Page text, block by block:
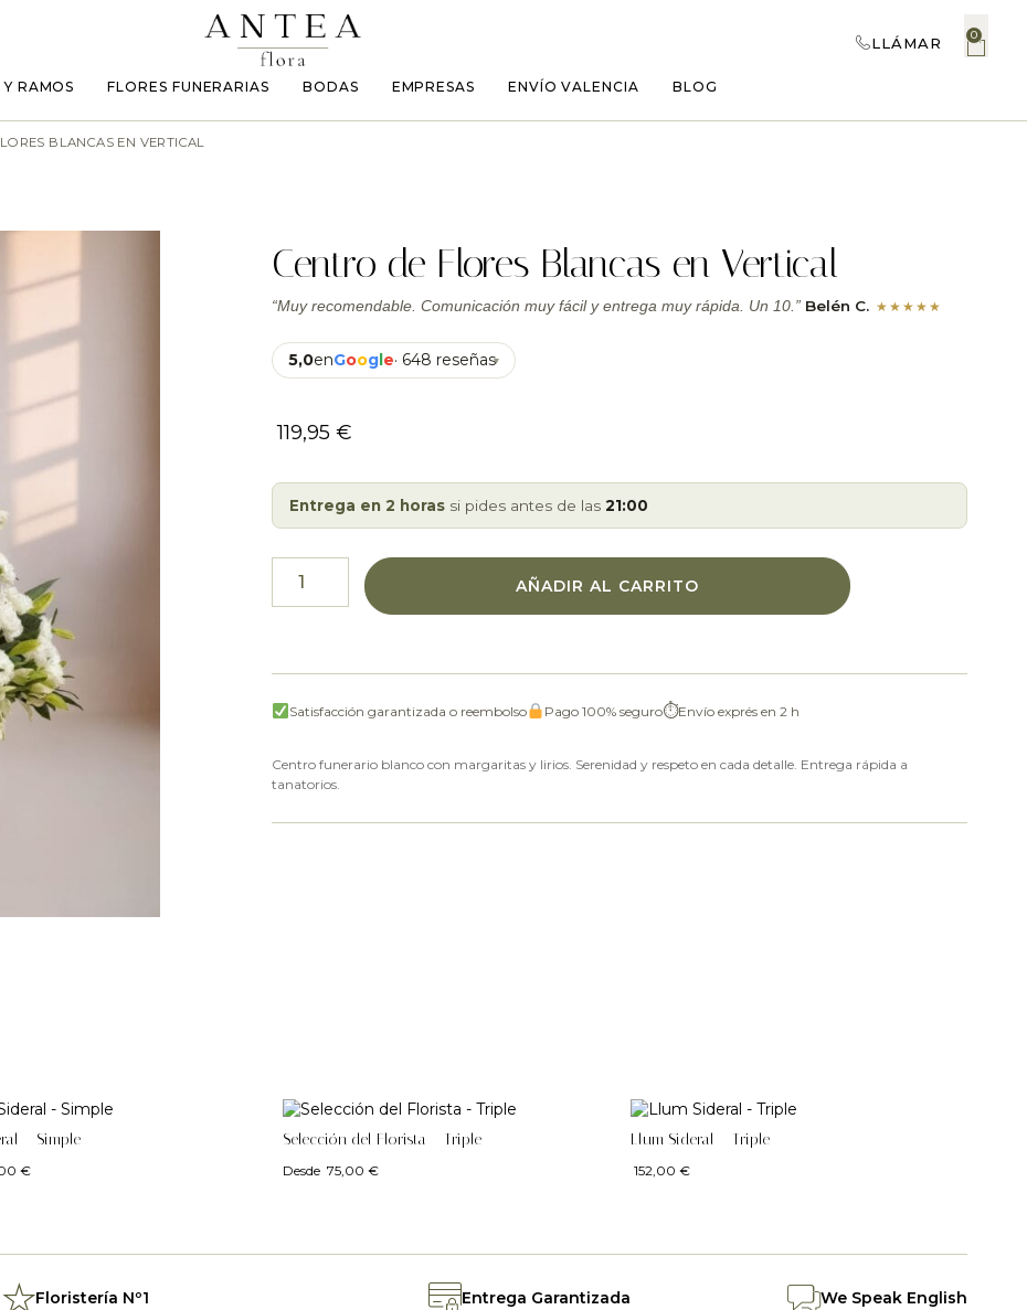
Y RAMOS FLORES FUNERARIAS BODAS EMPRESAS ENVÍO VALENCIA BLOG
LLÁMAR 0
BLANCAS EN VERTICAL
Centro de Flores Blancas en Vertical
“Muy recomendable. Comunicación muy fácil y entrega muy rápida. Un 10.” Belén C. ★★★★★
5,0enGoogle· 648 reseñas▾
119,95 €
Entrega en 2 horas si pides antes de las 21:00
AÑADIR AL CARRITO
Satisfacción garantizada o reembolso Pago 100% seguro⏱Envío exprés en 2 h
Centro funerario blanco con margaritas y lirios. Serenidad y respeto en cada detalle. Entrega rápida a
tanatorios.
– Simple
€
Selección del Florista – Triple
Desde 75,00 €
Llum Sideral – Triple
152,00 €
Floristería Nº1 Entrega Garantizada We Speak English